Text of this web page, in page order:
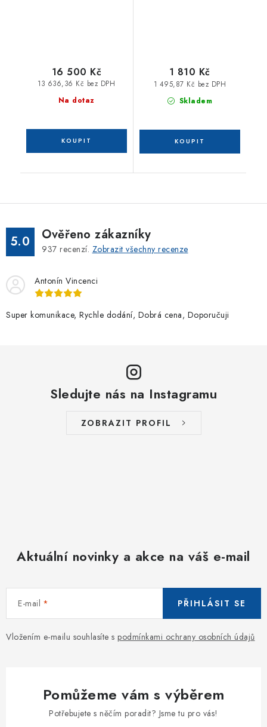
Na dotaz
13 636,36 Kč bez DPH
16 500 Kč
Skladem
1 495,87 Kč bez DPH
1 810 Kč
5.0 Ověřeno zákazníky
937 recenzí. Zobrazit všechny recenze
Antonín Vincenci
Super komunikace, Rychle dodání, Dobrá cena, Doporučuji
Sledujte nás na Instagramu
ZOBRAZIT PROFIL
Aktuální novinky a akce na váš e-mail
E-mail
Vložením e-mailu souhlasíte s podmínkami ochrany osobních údajů
PŘIHLÁSIT SE
Pomůžeme vám s výběrem
Potřebujete s něčím poradit? Jsme tu pro vás!